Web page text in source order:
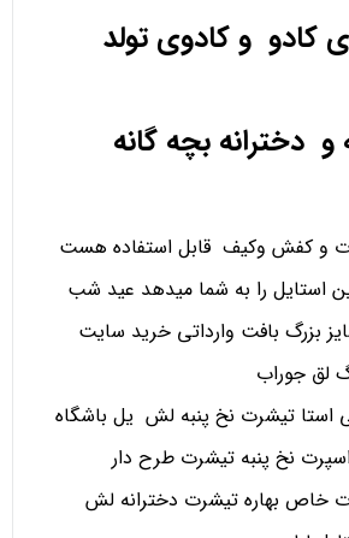
کادو و کادوی تولد
و دخترانه بچه گانه
و کفش وکیف قابل استفاده هست
استایل را به شما میدهد عید شب
بزرگ بافت وارداتی خرید سایت
لق جوراب
تیشرت نخ پنبه لش یل باشگاه
نخ پنبه تیشرت طرح دار
خاص بهاره تیشرت دخترانه لش